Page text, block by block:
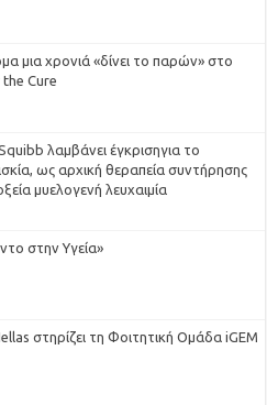
μια χρονιά «δίνει το παρών» στο
Cure
λαμβάνει έγκρισηγια το
ως αρχική θεραπεία συντήρησης
μυελογενή λευχαιμία
στην Υγεία»
στηρίζει τη Φοιτητική Ομάδα iGEM